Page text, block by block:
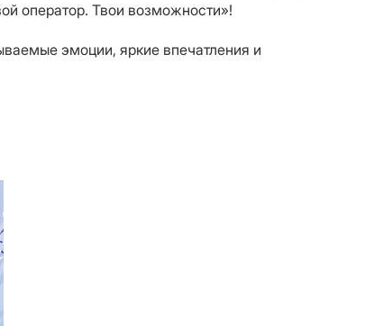
оператор. Твои возможности»!
эмоции, яркие впечатления и